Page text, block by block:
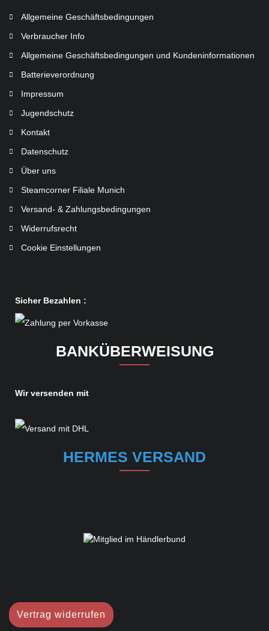
Allgemeine Geschäftsbedingungen
Verbraucher Info
Allgemeine Geschäftsbedingungen und Kundeninformationen
Batterieverordnung
Impressum
Jugendschutz
Kontakt
Datenschutz
Über uns
Steamcorner Filiale Munich
Versand- & Zahlungsbedingungen
Widerrufsrecht
Cookie Einstellungen
Sicher Bezahlen :
BANKÜBERWEISUNG
Wir versenden mit
HERMES VERSAND
Vertrag widerrufen